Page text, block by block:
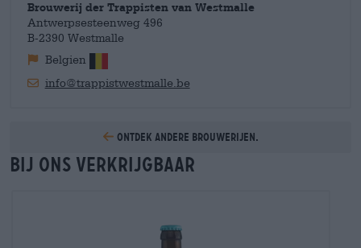
Brouwerij der Trappisten van Westmalle
Antwerpsesteenweg 496
B-2390 Westmalle
Belgien
info@trappistwestmalle.be
Ontdek andere brouwerijen.
Bij ons verkrijgbaar